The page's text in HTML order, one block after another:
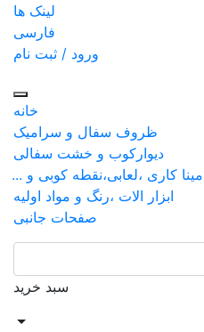
لینک ها
فارسی
ورود / ثبت نام
خانه
ظروف سفال و سرامیک
دیوارکوب و خشت سفالی
کاری ،لعابی،نقطه کوبی و ...
ابزار الات ،رنگ و مواد اولیه
صفحات جانبی
سبد خرید